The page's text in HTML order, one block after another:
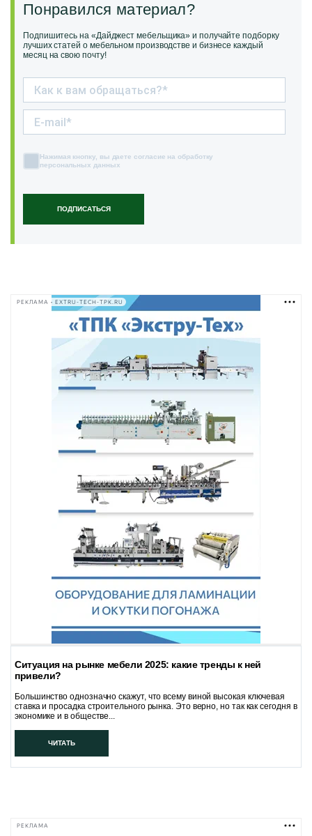
Понравился материал?
Подпишитесь на «Дайджест мебельщика» и получайте подборку
лучших статей о мебельном производстве и бизнесе каждый
месяц на свою почту!
ПОДПИСАТЬСЯ
Нажимая кнопку, вы даете согласие на обработку
персональных данных
РЕКЛАМА • EXTRU-TECH-TPK.RU
Ситуация на рынке мебели 2025: какие тренды к ней
привели?
Большинство однозначно скажут, что всему виной высокая ключевая
ставка и просадка строительного рынка. Это верно, но так как сегодня в
экономике и в обществе...
ЧИТАТЬ
РЕКЛАМА